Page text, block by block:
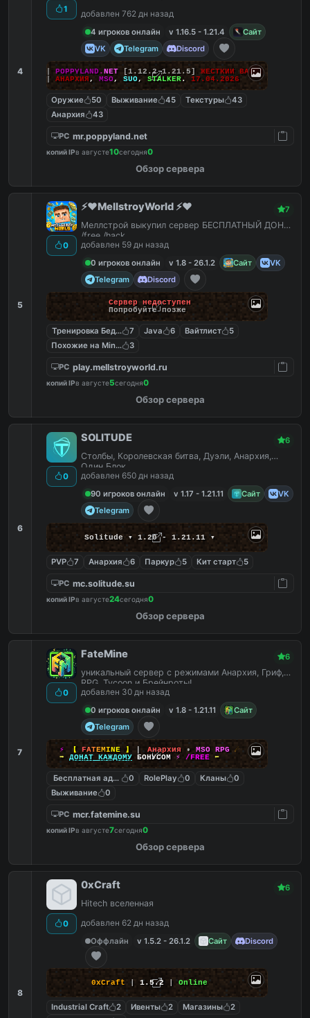
4
1
добавлен 762 дн назад
4 игроков онлайн
v 1.16.5 - 1.21.4
Сайт
VK
Telegram Discord
POPPYLAND. NET[1.12.2-1.21.5] ЖЕСТКИЙ ВАЙП!
АНАРХИЯ, MSO, SUO, STALKER. 17.04.2026
Оружие 50 Выживание 45 Текстуры
43
Анархия
43
PC mr.poppyland.net
копий IPв августе10сегодня0
Обзор сервера
5
0
⚡️❤️MellstroyWorld ⚡️❤️ 7
Меллстрой выкупил сервер БЕСПЛАТНЫЙ ДОНАТ
/free /hack
добавлен 59 дн назад
0 игроков онлайн
v 1.8 - 26.1.2 Сайт
VK
Telegram
Discord
Сервер недоступен
Попробуйте позже
Тренировка Бед Варс
7 Java 6 Вайтлист
5
Похожие на MineShield
3
PC play.mellstroyworld.ru
копий IPв августе5сегодня0
Обзор сервера
6
0
SOLITUDE 6
Столбы, Королевская битва, Дуэли, Анархия,
Один Блок
добавлен 650 дн назад
90 игроков онлайн
v 1.17 - 1.21.11 Сайт
VK
Telegram
Solitude ▾ 1.20 - 1.21.11 ▾
PVP 7 Анархия 6 Паркур 5 Кит старт 5
PC mc.solitude.su
копий IPв августе24сегодня0
Обзор сервера
7
0
FateMine 6
уникальный сервер с режимами Анархия, Гриф,
RPG, Tycoon и Брейнроты!
добавлен 30 дн назад
0 игроков онлайн
v 1.8 - 1.21.11
Сайт
Telegram
⚡ 【 FATEMINE 】 Анархия • MSO RPG ☄
➡ ДОНАТ КАЖДОМУ БОНУСОМ ⚡ /FREE ⬅
Бесплатная админка
0 RolePlay 0 Кланы
0
Выживание
0
PC mcr.fatemine.su
копий IPв августе7сегодня0
Обзор сервера
8
0
0xCraft 6
Hitech вселенная
добавлен 62 дн назад
Оффлайн
v 1.5.2 - 26.1.2 Сайт Discord
0xCraft | 1.5.2 | Online
Industrial Craft 2 Ивенты 2 Магазины
2